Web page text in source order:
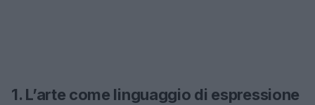
1. L’arte come linguaggio di espressione